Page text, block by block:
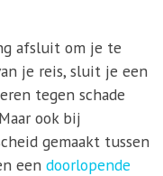
afsluit om je te
je reis, sluit je een
tegen schade
ook bij
gemaakt tussen
een doorlopende